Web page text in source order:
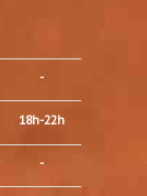
-
18h-22h
-